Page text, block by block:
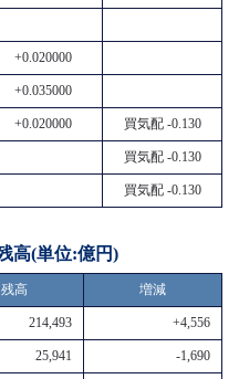
+0.020000
+0.035000
+0.020000 買気配 -0.130
買気配 -0.130
買気配 -0.130
高(単位:億円)
残高 増減
214,493 +4,556
25,941 -1,690